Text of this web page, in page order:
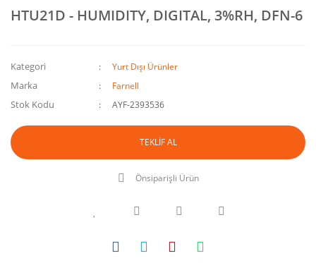
HTU21D - HUMIDITY, DIGITAL, 3%RH, DFN-6
Kategori Yurt Dışı Ürünler
Marka Farnell
Stok Kodu AYF-2393536
TEKLİF AL
Önsiparişli Ürün